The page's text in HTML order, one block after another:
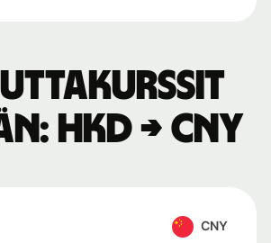
HKD → CNY
CNY